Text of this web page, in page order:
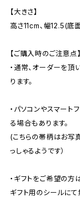
【大きさ】
高さ11cm、幅12.5(底
【ご購入時のご注意点】
・通常、オーダーを頂
ります。
・パソコンやスマート
る場合もあります。
(こちらの帯柄はお写
っしゃるようです）
・ギフトをご希望の方
ギフト用のシールにて